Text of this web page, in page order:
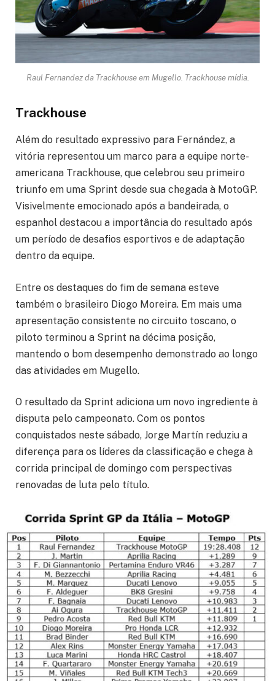
Raul Fernandez da Trackhouse em Mugello. Trackhouse mídia.
Trackhouse
Além do resultado expressivo para Fernández, a
vitória representou um marco para a equipe norte-
americana Trackhouse, que celebrou seu primeiro
triunfo em uma Sprint desde sua chegada à MotoGP.
Visivelmente emocionado após a bandeirada, o
espanhol destacou a importância do resultado após
um período de desafios esportivos e de adaptação
dentro da equipe.
Entre os destaques do fim de semana esteve
também o brasileiro Diogo Moreira. Em mais uma
apresentação consistente no circuito toscano, o
piloto terminou a Sprint na décima posição,
mantendo o bom desempenho demonstrado ao longo
das atividades em Mugello.
O resultado da Sprint adiciona um novo ingrediente à
disputa pelo campeonato. Com os pontos
conquistados neste sábado, Jorge Martín reduziu a
diferença para os líderes da classificação e chega à
corrida principal de domingo com perspectivas
renovadas de luta pelo título.